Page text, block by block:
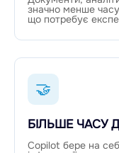
значно менше
що потребує
🤝
БІЛЬШЕ ЧАСУ
Copilot бере на